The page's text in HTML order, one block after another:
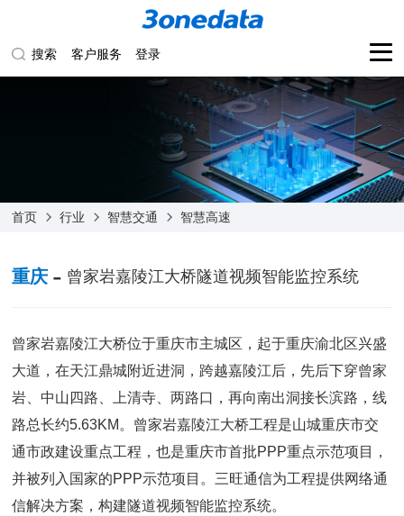
搜索 客户服务 登录
首页 行业 智慧交通 智慧高速
重庆 - 曾家岩嘉陵江大桥隧道视频智能监控系统
曾家岩嘉陵江大桥位于重庆市主城区，起于重庆渝北区兴盛
大道，在天江鼎城附近进洞，跨越嘉陵江后，先后下穿曾家
岩、中山四路、上清寺、两路口，再向南出洞接长滨路，线
路总长约5.63KM。曾家岩嘉陵江大桥工程是山城重庆市交
通市政建设重点工程，也是重庆市首批PPP重点示范项目，
并被列入国家的PPP示范项目。三旺通信为工程提供网络通
信解决方案，构建隧道视频智能监控系统。